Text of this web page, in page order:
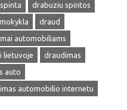
drabuziu spintos
draud
automobiliams
lietuvoje
draudimas
auto
automobilio internetu